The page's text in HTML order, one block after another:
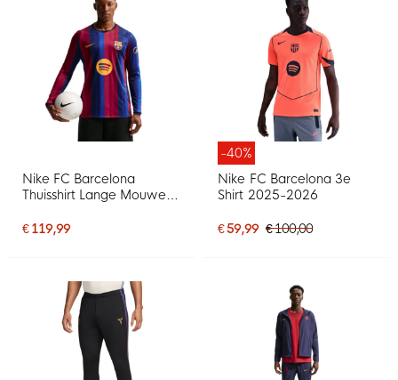
Nike FC Barcelona
Thuisshirt Lange Mouwen
€ 119,99
-40%
Nike FC Barcelona 3e
Shirt 2025-2026
€ 59,99 € 100,00